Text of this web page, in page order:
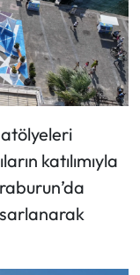
atölyeleri
katılımıyla